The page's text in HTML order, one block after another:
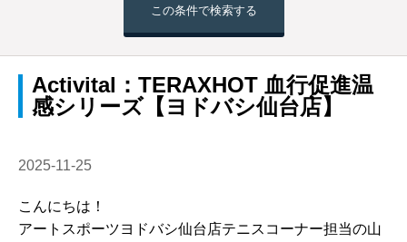
この条件で検索する
Activital：TERAXHOT 血行促進温
感シリーズ【ヨドバシ仙台店】
2025-11-25
こんにちは！
アートスポーツヨドバシ仙台店テニスコーナー担当の山